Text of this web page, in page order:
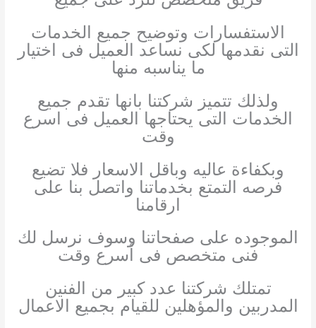
الاستفسارات وتوضيح جميع الخدمات
التى نقدمها لكى نساعد العميل فى اختيار
ما يناسبه منها
ولذلك تتميز شركتنا بانها تقدم جميع
الخدمات التى يحتاجها العميل فى اسرع
وقت
وبكفاءة عاليه وباقل الاسعار فلا تضيع
فرصه التمتع بخدماتنا واتصل بنا على
ارقامنا
الموجوده على صفحاتنا وسوف نرسل لك
فنى متخصص فى أسرع وقت
تمتلك شركتنا عدد كبير من الفنين
المدربين والمؤهلين للقيام بجميع الاعمال